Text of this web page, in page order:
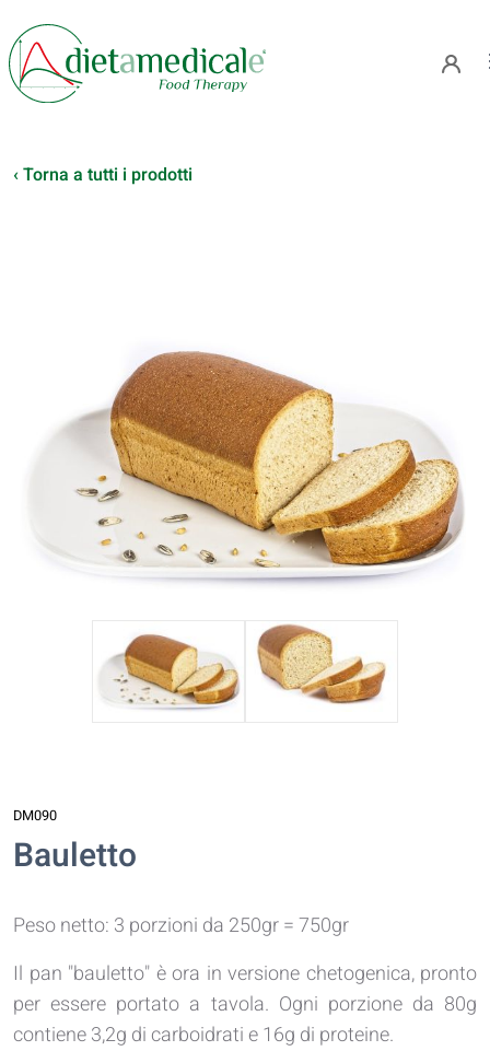
‹ Torna a tutti i prodotti
DM090
Bauletto
Peso netto: 3 porzioni da 250gr = 750gr
Il pan "bauletto" è ora in versione chetogenica, pronto
per essere portato a tavola. Ogni porzione da 80g
contiene 3,2g di carboidrati e 16g di proteine.